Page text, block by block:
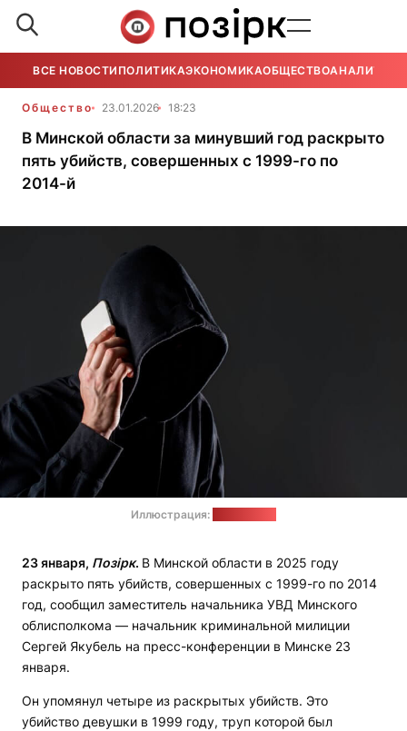
ВСЕ НОВОСТИ ПОЛИТИКАЭКОНОМИКАОБЩЕСТВОАНАЛИТИКА
Общество 23.01.2026 18:23
В Минской области за минувший год раскрыто
пять убийств, совершенных с 1999-го по
2014-й
Иллюстрация:
23 января, Позірк. В Минской области в 2025 году
раскрыто пять убийств, совершенных с 1999-го по 2014
год, сообщил заместитель начальника УВД Минского
облисполкома — начальник криминальной милиции
Сергей Якубель на пресс-конференции в Минске 23
января.
Он упомянул четыре из раскрытых убийств. Это
убийство девушки в 1999 году, труп которой был